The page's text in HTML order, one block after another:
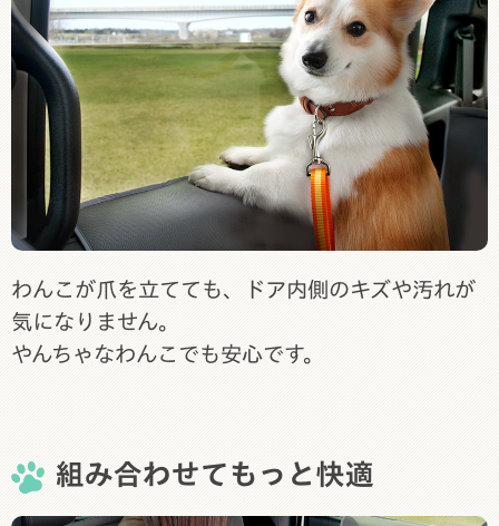
わんこが爪を立てても、ドア内側のキズや汚れが
気になりません。
やんちゃなわんこでも安心です。
組み合わせてもっと快適